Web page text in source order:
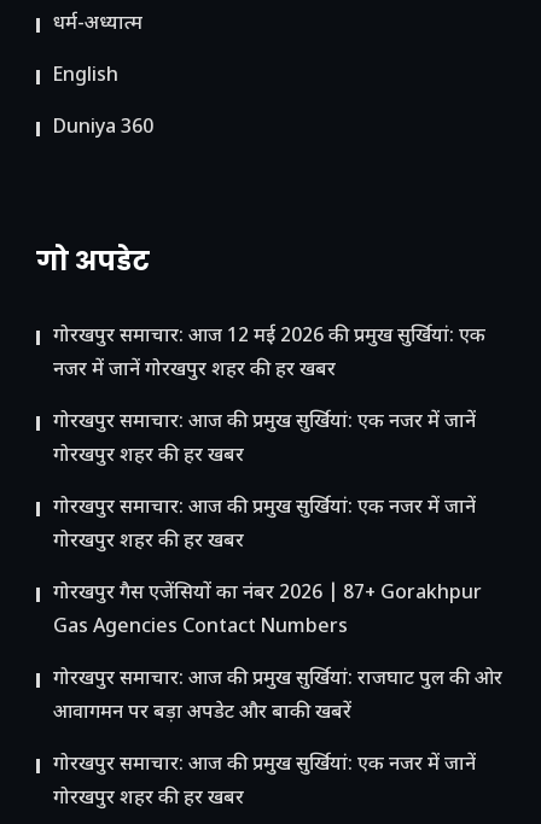
धर्म-अध्यात्म
English
Duniya 360
गो अपडेट
गोरखपुर समाचार: आज 12 मई 2026 की प्रमुख सुर्खियां: एक
नजर में जानें गोरखपुर शहर की हर खबर
गोरखपुर समाचार: आज की प्रमुख सुर्खियां: एक नजर में जानें
गोरखपुर शहर की हर खबर
गोरखपुर समाचार: आज की प्रमुख सुर्खियां: एक नजर में जानें
गोरखपुर शहर की हर खबर
गोरखपुर गैस एजेंसियों का नंबर 2026 | 87+ Gorakhpur
Gas Agencies Contact Numbers
गोरखपुर समाचार: आज की प्रमुख सुर्खियां: राजघाट पुल की ओर
आवागमन पर बड़ा अपडेट और बाकी खबरें
गोरखपुर समाचार: आज की प्रमुख सुर्खियां: एक नजर में जानें
गोरखपुर शहर की हर खबर